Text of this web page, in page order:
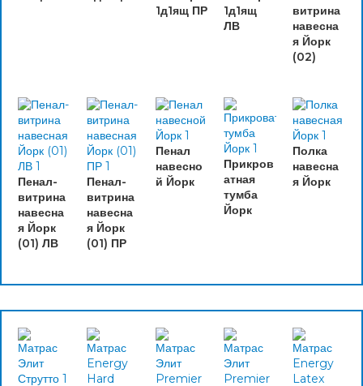
1д1ящ ПР
1д1ящ
ЛВ
витрина
навесна
я Йорк
(02)
Пенал-
витрина
навесна
я Йорк
(01) ЛВ
Пенал-
витрина
навесна
я Йорк
(01) ПР
Пенал
навесно
й Йорк
Прикров
атная
тумба
Йорк
Полка
навесна
я Йорк